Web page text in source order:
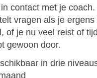
contact met je
vragen als je
of je nu veel reist of
gewoon door.
in drie